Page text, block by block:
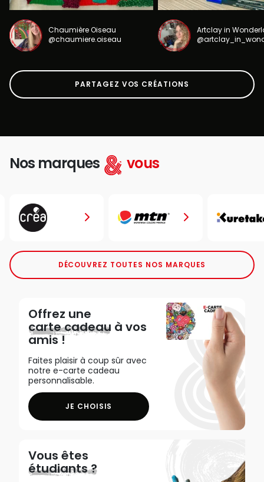
Chaumière Oiseau
@chaumiere.oiseau
Artclay in
PARTAGEZ VOS CRÉATIONS
Nos marques vous
DÉCOUVREZ TOUTES NOS MARQUES
Offrez une
carte cadeau à vos
amis !
Faites plaisir à coup sûr avec
notre e-carte cadeau
personnalisable.
JE CHOISIS
Vous êtes
étudiants ?